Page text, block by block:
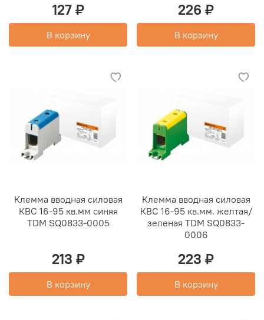
127 ₽
В корзину
226 ₽
В корзину
Клемма вводная силовая
КВС 16-95 кв.мм синяя
TDM SQ0833-0005
213 ₽
В корзину
Клемма вводная силовая
КВС 16-95 кв.мм. желтая/
зеленая TDM SQ0833-
0006
223 ₽
В корзину